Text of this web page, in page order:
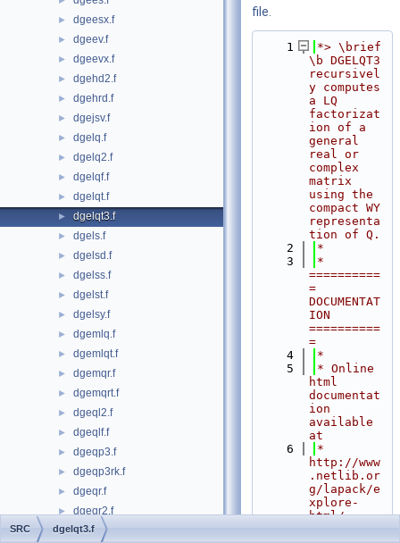
► dgeesx.f
► dgeev.f
► dgeevx.f
► dgehd2.f
► dgehrd.f
► dgejsv.f
► dgelq.f
► dgelq2.f
► dgelqf.f
► dgelqt.f
► dgelqt3.f
► dgels.f
► dgelsd.f
► dgelss.f
► dgelst.f
► dgelsy.f
► dgemlq.f
► dgemlqt.f
► dgemqr.f
► dgemqrt.f
► dgeql2.f
► dgeqlf.f
► dgeqp3.f
► dgeqp3rk.f
► dgeqr.f
► dgeqr2.f
► dgeqr2p.f
file.
    1
*> \brief
\b DGELQT3
recursivel
y computes
a LQ
factorizat
ion of a
general
real or
complex
matrix
using the
compact WY
representa
tion of Q.
    2
*
    3
*
==========
=
DOCUMENTAT
ION
==========
=
    4
*
    5
* Online
html
documentat
ion
available
at
    6
*
http://www
.netlib.or
g/lapack/e
xplore-
html/
SRC dgelqt3.f